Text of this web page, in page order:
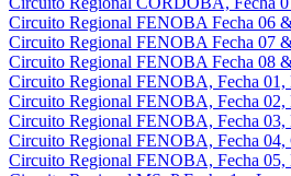
Circuito Regional FENOBA Fecha 06
Circuito Regional FENOBA Fecha 07
Circuito Regional FENOBA Fecha 08
Circuito Regional FENOBA, Fecha
Circuito Regional FENOBA, Fecha
Circuito Regional FENOBA, Fecha
Circuito Regional FENOBA, Fecha
Circuito Regional FENOBA, Fecha